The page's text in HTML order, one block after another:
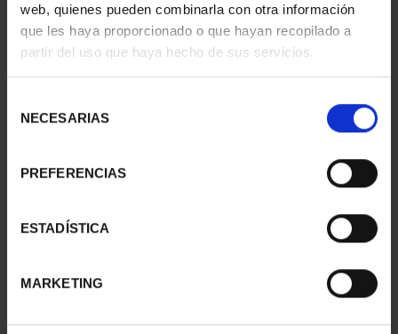
web, quienes pueden combinarla con otra información
que les haya proporcionado o que hayan recopilado a
partir del uso que haya hecho de sus servicios.
NECESARIAS
PREFERENCIAS
ESTADÍSTICA
MARKETING
SUSCRIPCIÓN
CAPITALES DE
PROVINCIA 1
949,00 €
Sólo para usuarios
registrados
SUSCRIPCIÓN
CAPITALES DE
PROVINCIA 2
949,00 €
Sólo para usuarios
registrados